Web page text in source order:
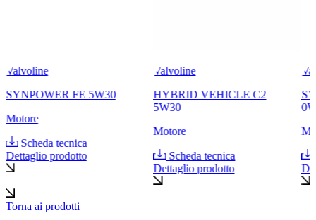
Valvoline
SYNPOWER FE 5W30
Motore
Scheda tecnica
Dettaglio prodotto
Valvoline
HYBRID VEHICLE C2
5W30
Motore
Scheda tecnica
Dettaglio prodotto
Torna ai prodotti